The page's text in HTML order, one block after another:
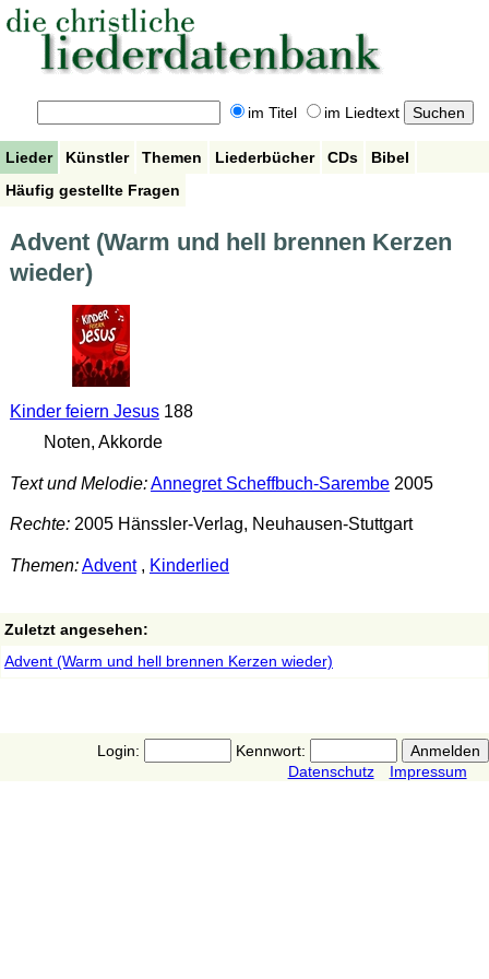
im Titel im Liedtext
Lieder Künstler Themen Liederbücher CDs
Bibel
Häufig gestellte Fragen
Advent (Warm und hell brennen Kerzen
wieder)
Kinder feiern Jesus188
Noten, Akkorde
Text und Melodie:Annegret Scheffbuch-Sarembe2005
Rechte:2005 Hänssler-Verlag, Neuhausen-Stuttgart
Themen:Advent, Kinderlied
Zuletzt angesehen:
Advent (Warm und hell brennen Kerzen wieder)
Login:
Kennwort:
Datenschutz
Impressum